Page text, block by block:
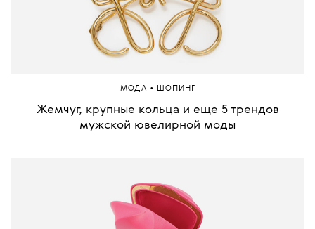
МОДА • ШОПИНГ
Жемчуг, крупные кольца и еще 5 трендов
мужской ювелирной моды